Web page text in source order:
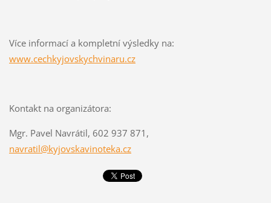
Více informací a kompletní výsledky na:
www.cechkyjovskychvinaru.cz
Kontakt na organizátora:
Mgr. Pavel Navrátil, 602 937 871,
navratil@kyjovskavinoteka.cz